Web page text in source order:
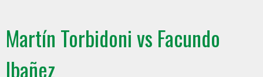
Martín Torbidoni vs Facundo
Ibañez